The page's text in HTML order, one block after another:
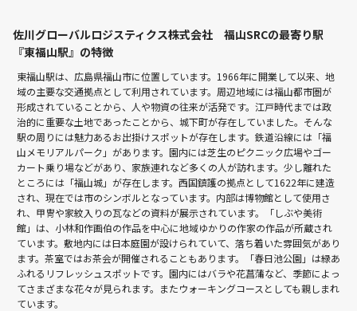
佐川グローバルロジスティクス株式会社 福山SRCの最寄り駅
『東福山駅』の特徴
東福山駅は、広島県福山市に位置しています。1966年に開業して以来、地
域の主要な交通拠点として利用されています。周辺地域には福山都市圏が
形成されていることから、人や物資の往来が活発です。江戸時代までは政
治的に重要な土地であったことから、城下町が存在していました。そんな
駅の周りには魅力あるお出掛けスポットが存在します。鉄道沿線には「福
山メモリアルパーク」があります。園内には芝生のピクニック広場やゴー
カート乗り場などがあり、家族連れなど多くの人が訪れます。少し離れた
ところには「福山城」が存在します。西国鎮護の拠点として1622年に建造
され、現在では市のシンボルとなっています。内部は博物館として使用さ
れ、甲冑や家紋入りの瓦などの資料が展示されています。「しぶや美術
館」は、小林和作画伯の作品を中心に地域ゆかりの作家の作品が所蔵され
ています。敷地内には日本庭園が設けられていて、落ち着いた雰囲気があり
ます。茶室ではお茶会が開催されることもあります。「春日池公園」は緑あ
ふれるリフレッシュスポットです。園内にはバラや花菖蒲など、季節によっ
てさまざまな花々が見られます。またウォーキングコースとしても親しまれ
ています。